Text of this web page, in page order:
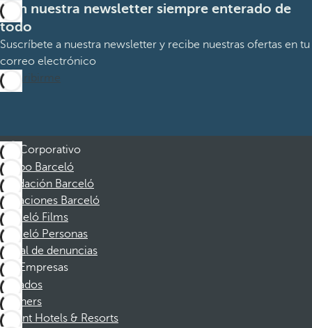
Con nuestra newsletter siempre enterado de
todo
Suscríbete a nuestra newsletter y recibe nuestras ofertas en tu
correo electrónico
Suscribirme
Corporativo
Grupo Barceló
Fundación Barceló
Vacaciones Barceló
Barceló Films
Barceló Personas
Canal de denuncias
Empresas
Afiliados
Partners
Dorint Hotels & Resorts